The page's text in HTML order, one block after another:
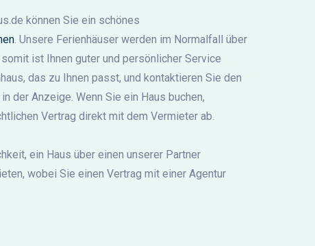
können Sie ein schönes
. Unsere Ferienhäuser werden im Normalfall über
ist Ihnen guter und persönlicher Service
das zu Ihnen passt, und kontaktieren Sie den
der Anzeige. Wenn Sie ein Haus buchen,
Vertrag direkt mit dem Vermieter ab.
ein Haus über einen unserer Partner
wobei Sie einen Vertrag mit einer Agentur